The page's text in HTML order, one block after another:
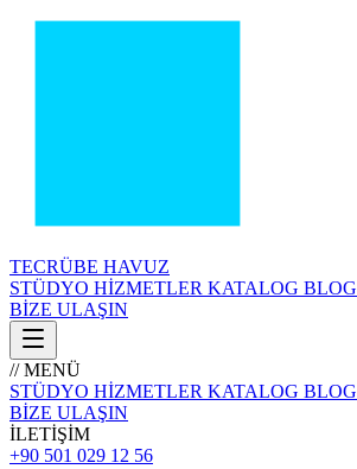
TECRÜBE HAVUZ
STÜDYO HİZMETLER KATALOG BLOG
BİZE ULAŞIN
// MENÜ
STÜDYO HİZMETLER KATALOG BLOG
BİZE ULAŞIN
İLETİŞİM
+90 501 029 12 56